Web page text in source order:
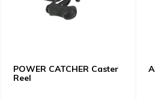
POWER CATCHER Caster
Reel